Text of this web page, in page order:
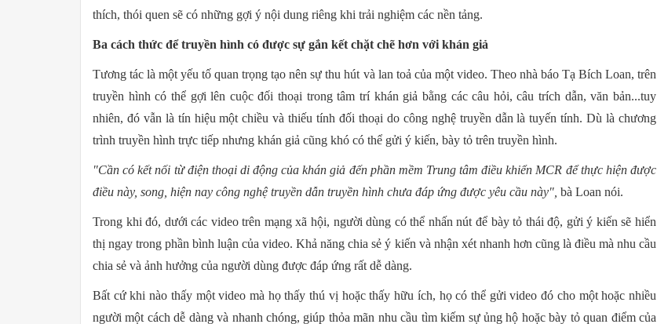
thích, thói quen sẽ có những gợi ý nội dung riêng khi trải nghiệm các nền tảng.
Ba cách thức để truyền hình có được sự gắn kết chặt chẽ hơn với khán giả
Tương tác là một yếu tố quan trọng tạo nên sự thu hút và lan toả của một video. Theo nhà báo Tạ Bích Loan, trên
truyền hình có thể gợi lên cuộc đối thoại trong tâm trí khán giả bằng các câu hỏi, câu trích dẫn, văn bản...tuy
nhiên, đó vẫn là tín hiệu một chiều và thiếu tính đối thoại do công nghệ truyền dẫn là tuyến tính. Dù là chương
trình truyền hình trực tiếp nhưng khán giả cũng khó có thể gửi ý kiến, bày tỏ trên truyền hình.
"Cần có kết nối từ điện thoại di động của khán giả đến phần mềm Trung tâm điều khiển MCR để thực hiện được
điều này, song, hiện nay công nghệ truyền dẫn truyền hình chưa đáp ứng được yêu cầu này", bà Loan nói.
Trong khi đó, dưới các video trên mạng xã hội, người dùng có thể nhấn nút để bày tỏ thái độ, gửi ý kiến ​​sẽ hiển
thị ngay trong phần bình luận của video. Khả năng chia sẻ ý kiến ​​và nhận xét nhanh hơn cũng là điều mà nhu cầu
chia sẻ và ảnh hưởng của người dùng được đáp ứng rất dễ dàng.
Bất cứ khi nào thấy một video mà họ thấy thú vị hoặc thấy hữu ích, họ có thể gửi video đó cho một hoặc nhiều
người một cách dễ dàng và nhanh chóng, giúp thỏa mãn nhu cầu tìm kiếm sự ủng hộ hoặc bày tỏ quan điểm của